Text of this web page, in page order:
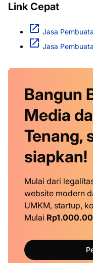
Link Cepat
Jasa
Jasa
Bangun
Media
Tenang,
siapkan!
Mulai dari
website modern
UMKM, startup,
Mulai